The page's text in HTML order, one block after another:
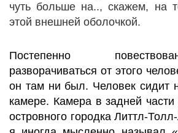
чуть больше на.., скажем, на
этой внешней оболочкой.
Постепенно
разворачиваться от этого
он там ни был. Человек сидит
камере. Камера в задней части
островного городка Литтл-